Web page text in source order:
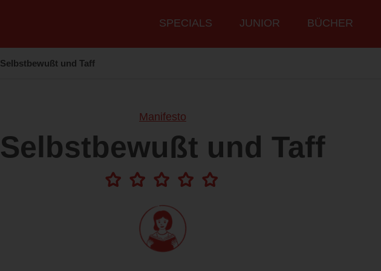
Hauptmenü
SPECIALS JUNIOR BÜCHER
Selbstbewußt und Taff
Manifesto
Selbstbewußt und Taff